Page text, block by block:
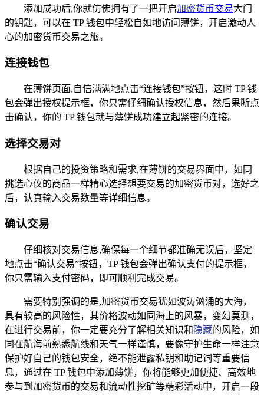
添加成功后,你就仿佛拥有了一把开启加密货币交易大门
的钥匙，可以在 TP 钱包中轻松自如地访问薄饼，开启激动人
心的加密货币交易之旅。
连接钱包
在薄饼页面,自信满满地点击“连接钱包”按钮，这时 TP 钱
包会弹出授权提示框，你只需仔细确认授权信息，然后果断点
击确认，你的 TP 钱包就与薄饼成功建立起紧密的连接。
选择交易对
根据自己的投资策略和需求,在薄饼的交易界面中，如同
挑选心仪的商品一样精心选择想要交易的加密货币对，选好之
后，认真输入交易数量等详细信息。
确认交易
仔细核对交易信息,确保每一个细节都准确无误后，坚定
地点击“确认交易”按钮，TP 钱包会弹出确认支付的提示框，
你只需输入支付密码，即可顺利完成交易。
需要特别强调的是,加密货币交易犹如波涛汹涌的大海，
具有较高的风险性，其价格波动如同海上的风暴，变幻莫测，
在进行交易前，你一定要充分了解相关知识和 隐藏的风险，如
同在航海前熟悉航线和天气一样谨慎，要像守护生命一样注意
保护好自己的钱包安全，绝不能泄露私钥和助记词等重要信
息，通过在 TP 钱包中添加薄饼，你将能够更加便捷、高效地
参与到加密货币的交易和流动性挖矿等精彩活动中，开启一段